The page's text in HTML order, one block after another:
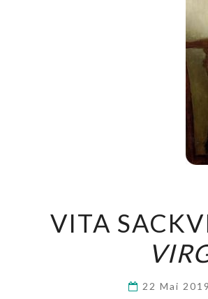
VITA
22 Mai